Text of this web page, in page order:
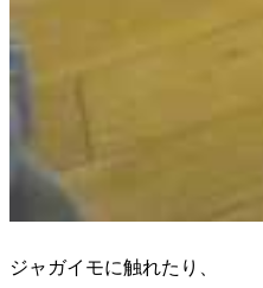
ジャガイモに触れたり、